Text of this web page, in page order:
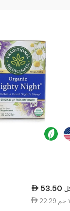
53.50
جم